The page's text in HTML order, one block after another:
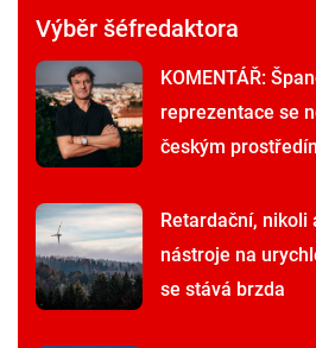
Výběr šéfredaktora
KOMENTÁŘ:
reprezentace se
českým
Retardační, nikoli
nástroje na
se stává brzda